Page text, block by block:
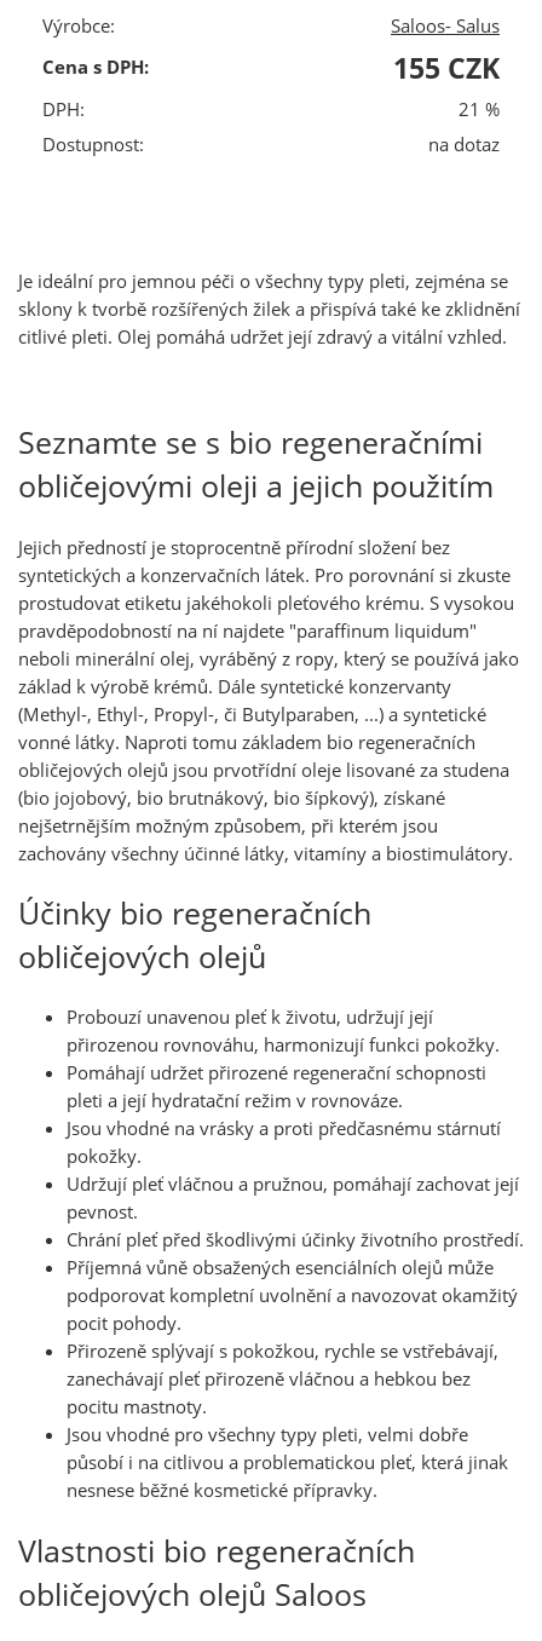
Výrobce:
Saloos- Salus
Cena s DPH:
155 CZK
DPH:
21 %
Dostupnost:
na dotaz
Je ideální pro jemnou péči o všechny typy pleti, zejména se
sklony k tvorbě rozšířených žilek a přispívá také ke zklidnění
citlivé pleti. Olej pomáhá udržet její zdravý a vitální vzhled.
Seznamte se s bio regeneračními
obličejovými oleji a jejich použitím
Jejich předností je stoprocentně přírodní složení bez
syntetických a konzervačních látek. Pro porovnání si zkuste
prostudovat etiketu jakéhokoli pleťového krému. S vysokou
pravděpodobností na ní najdete "paraffinum liquidum"
neboli minerální olej, vyráběný z ropy, který se používá jako
základ k výrobě krémů. Dále syntetické konzervanty
(Methyl-, Ethyl-, Propyl-, či Butylparaben, ...) a syntetické
vonné látky. Naproti tomu základem bio regeneračních
obličejových olejů jsou prvotřídní oleje lisované za studena
(bio jojobový, bio brutnákový, bio šípkový), získané
nejšetrnějším možným způsobem, při kterém jsou
zachovány všechny účinné látky, vitamíny a biostimulátory.
Účinky bio regeneračních
obličejových olejů
Probouzí unavenou pleť k životu, udržují její
přirozenou rovnováhu, harmonizují funkci pokožky.
Pomáhají udržet přirozené regenerační schopnosti
pleti a její hydratační režim v rovnováze.
Jsou vhodné na vrásky a proti předčasnému stárnutí
pokožky.
Udržují pleť vláčnou a pružnou, pomáhají zachovat její
pevnost.
Chrání pleť před škodlivými účinky životního prostředí.
Příjemná vůně obsažených esenciálních olejů může
podporovat kompletní uvolnění a navozovat okamžitý
pocit pohody.
Přirozeně splývají s pokožkou, rychle se vstřebávají,
zanechávají pleť přirozeně vláčnou a hebkou bez
pocitu mastnoty.
Jsou vhodné pro všechny typy pleti, velmi dobře
působí i na citlivou a problematickou pleť, která jinak
nesnese běžné kosmetické přípravky.
Vlastnosti bio regeneračních
obličejových olejů Saloos